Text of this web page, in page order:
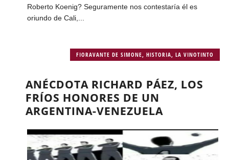
Roberto Koenig? Seguramente nos contestaría él es
oriundo de Cali,...
FIORAVANTE DE SIMONE ,HISTORIA ,LA VINOTINTO
ANÉCDOTA RICHARD PÁEZ, LOS
FRÍOS HONORES DE UN
ARGENTINA-VENEZUELA